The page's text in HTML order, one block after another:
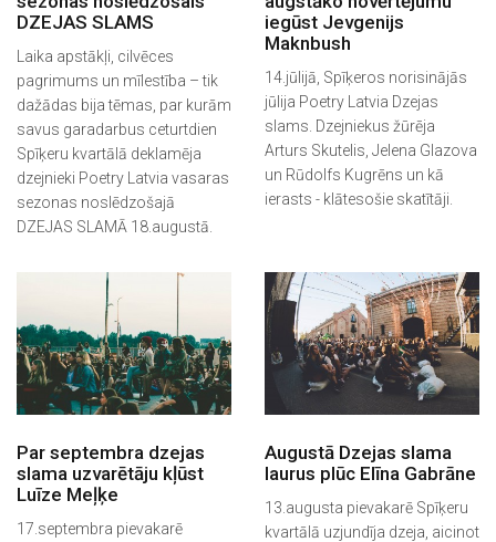
DZEJAS SLAMS
Laika apstākļi, cilvēces
pagrimums un mīlestība – tik
dažādas bija tēmas, par kurām
savus garadarbus ceturtdien
Spīķeru kvartālā deklamēja
dzejnieki Poetry Latvia vasaras
sezonas noslēdzošajā
DZEJAS SLAMĀ 18.augustā.
iegūst Jevgenijs
Maknbush
14.jūlijā, Spīķeros norisinājās
jūlija Poetry Latvia Dzejas
slams. Dzejniekus žūrēja
Arturs Skutelis, Jelena Glazova
un Rūdolfs Kugrēns un kā
ierasts - klātesošie skatītāji.
Par septembra dzejas
slama uzvarētāju kļūst
Luīze Meļķe
17.septembra pievakarē
Augustā Dzejas slama
laurus plūc Elīna Gabrāne
13.augusta pievakarē Spīķeru
kvartālā uzjundīja dzeja, aicinot